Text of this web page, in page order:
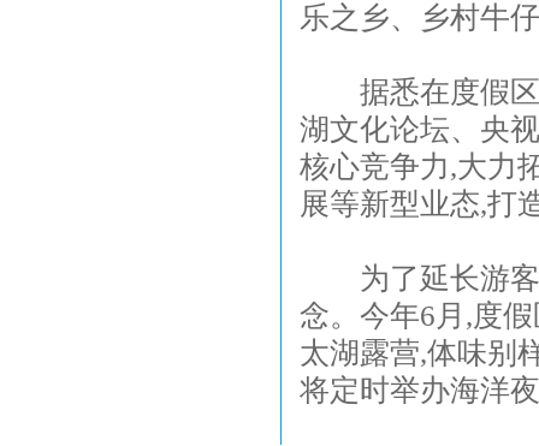
乐之乡、乡村牛
据悉在度假区
湖文化论坛、央
核心竞争力,大力
展等新型业态,打
为了延长游客
念。今年6月,度
太湖露营,体味别
将定时举办海洋